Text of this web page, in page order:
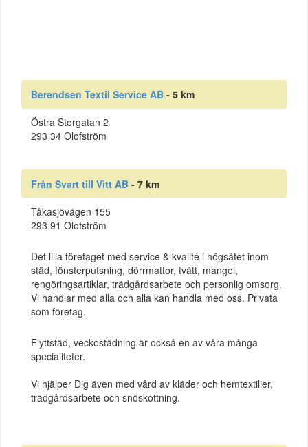
Berendsen Textil Service AB - 5 km
Östra Storgatan 2
293 34 Olofström
Från Svart till Vitt AB - 7 km
Tåkasjövägen 155
293 91 Olofström
Det lilla företaget med service & kvalité i högsätet inom
städ, fönsterputsning, dörrmattor, tvätt, mangel,
rengöringsartiklar, trädgårdsarbete och personlig omsorg.
Vi handlar med alla och alla kan handla med oss. Privata
som företag.
Flyttstäd, veckostädning är också en av våra många
specialiteter.
Vi hjälper Dig även med vård av kläder och hemtextilier,
trädgårdsarbete och snöskottning.